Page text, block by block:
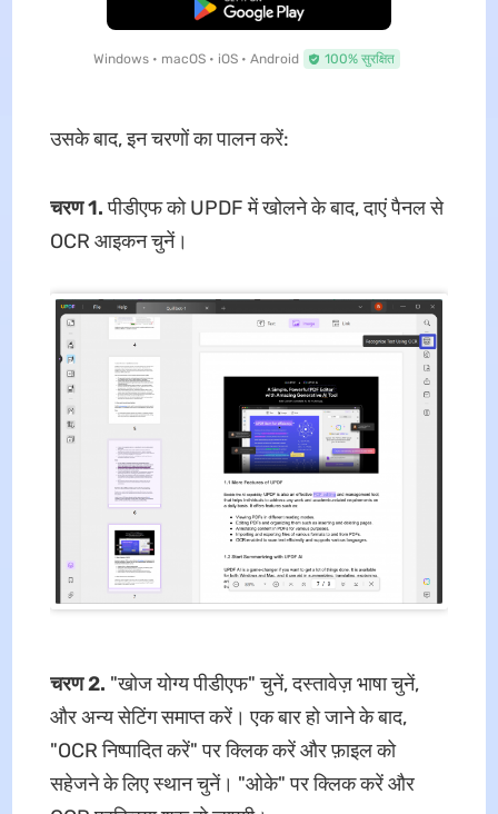
मुफ्त डाउनलोड
Windows • macOS • iOS • Android 100% सुरक्षित
उसके बाद, इन चरणों का पालन करें:
चरण 1.पीडीएफ को UPDF में खोलने के बाद, दाएं पैनल से
OCR आइकन चुनें।
चरण 2. "खोज योग्य पीडीएफ" चुनें, दस्तावेज़ भाषा चुनें,
और अन्य सेटिंग समाप्त करें। एक बार हो जाने के बाद,
"OCR निष्पादित करें" पर क्लिक करें और फ़ाइल को
सहेजने के लिए स्थान चुनें। "ओके" पर क्लिक करें और